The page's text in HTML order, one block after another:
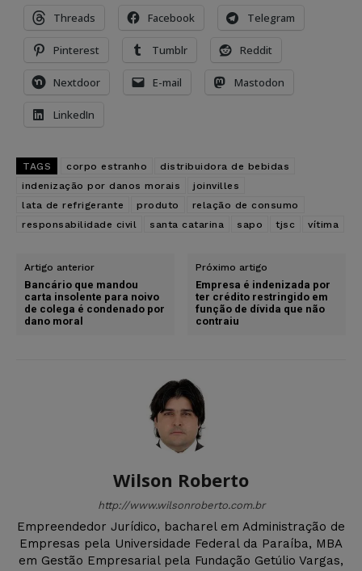
Threads Facebook Telegram
Pinterest Tumblr Reddit
Nextdoor E-mail Mastodon
LinkedIn
TAGS corpo estranho
distribuidora de bebidas
indenização por danos morais
joinvilles
lata de refrigerante
produto
relação de consumo
responsabilidade civil
santa catarina sapo tjsc vítima
Artigo anterior
Bancário que mandou
carta insolente para noivo
de colega é condenado por
dano moral
Próximo artigo
Empresa é indenizada por
ter crédito restringido em
função de dívida que não
contraiu
Wilson Roberto
http://www.wilsonroberto.com.br
Empreendedor Jurídico, bacharel em Administração de
Empresas pela Universidade Federal da Paraíba, MBA
em Gestão Empresarial pela Fundação Getúlio Vargas,